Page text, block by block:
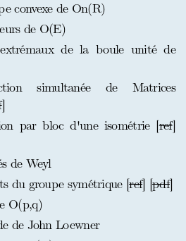
convexe de On(R)
de O(E)
de la boule unité de
simultanée de Matrices
]
par bloc d'une isométrie [ref]
de Weyl
du groupe symétrique [ref] [pdf]
O(p,q)
de John Loewner